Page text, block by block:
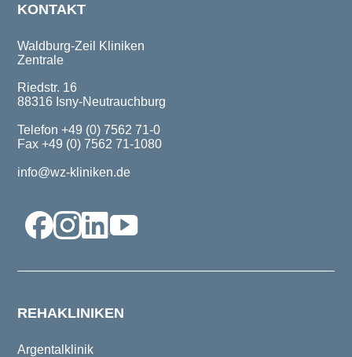
KONTAKT
Waldburg-Zeil Kliniken
Zentrale
Riedstr. 16
88316 Isny-Neutrauchburg
Telefon +49 (0) 7562 71-0
Fax +49 (0) 7562 71-1080
info@wz-kliniken.de
REHAKLINIKEN
Argentalklinik